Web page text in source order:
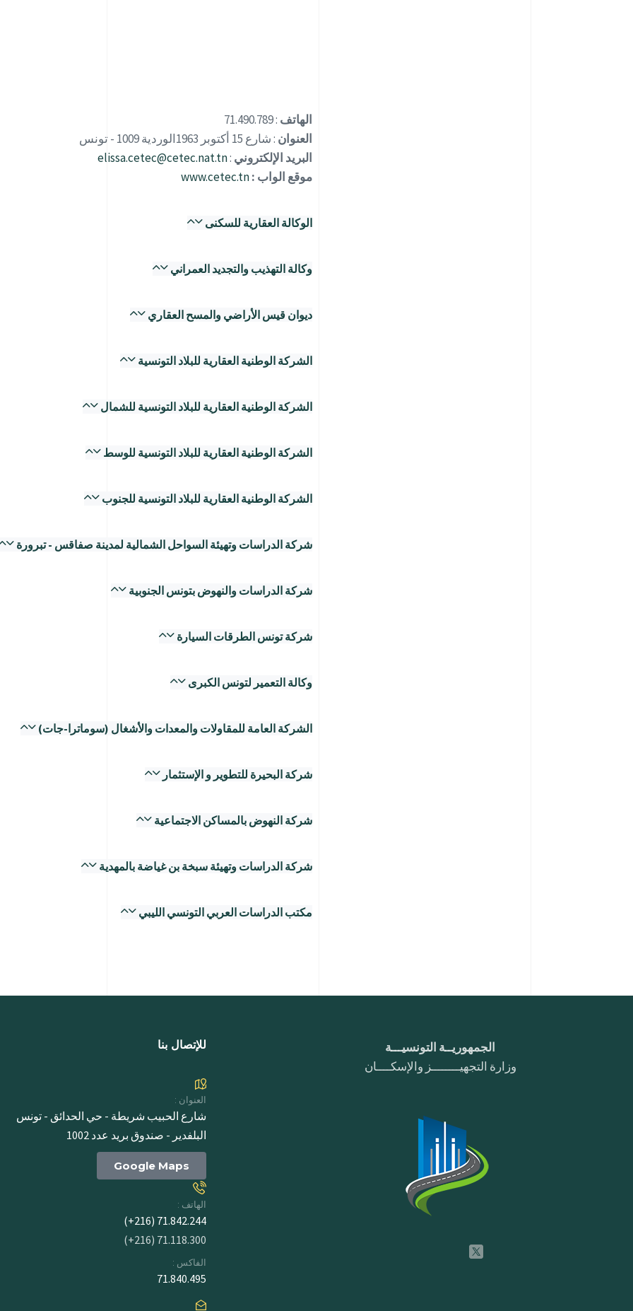
الهاتف : 71.490.789
العنوان : شارع 15 أكتوبر 1963الوردية 1009 - تونس
البريد الإلكتروني :
elissa.cetec@cetec.nat.tn
موقع الواب :www.cetec.tn
الوكالة العقارية للسكنى
وكالة التهذيب والتجديد العمراني
ديوان قيس الأراضي والمسح العقاري
الشركة الوطنية العقارية للبلاد التونسية
الشركة الوطنية العقارية للبلاد التونسية للشمال
الشركة الوطنية العقارية للبلاد التونسية للوسط
الشركة الوطنية العقارية للبلاد التونسية للجنوب
شركة الدراسات وتهيئة السواحل الشمالية لمدينة صفاقس - تبرورة
شركة الدراسات والنهوض بتونس الجنوبية
شركة تونس الطرقات السيارة
وكالة التعمير لتونس الكبرى
الشركة العامة للمقاولات والمعدات والأشغال (سوماترا-جات)
شركة البحيرة للتطوير و الإستثمار
شركة النهوض بالمساكن الاجتماعية
شركة الدراسات وتهيئة سبخة بن غياضة بالمهدية
مكتب الدراسات العربي التونسي الليبي
الجمهوريــة التونسيـــة
وزارة التجهيــــــــز والإسكــــان
للإتصال بنا
العنوان :
شارع الحبيب شريطة - حي الحدائق - تونس
البلفدير - صندوق بريد عدد 1002
Google Maps
الهاتف :
71.842.244 (216+)
71.118.300 (216+)
الفاكس :
71.840.495